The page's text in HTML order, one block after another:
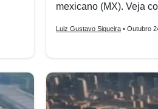
mexicano (MX). Veja
Luiz Gustavo Siqueira • Outubro